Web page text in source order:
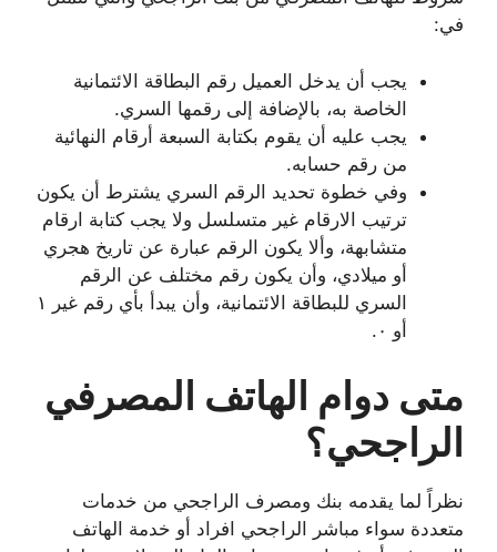
في:
يجب أن يدخل العميل رقم البطاقة الائتمانية
الخاصة به، بالإضافة إلى رقمها السري.
يجب عليه أن يقوم بكتابة السبعة أرقام النهائية
من رقم حسابه.
وفي خطوة تحديد الرقم السري يشترط أن يكون
ترتيب الارقام غير متسلسل ولا يجب كتابة ارقام
متشابهة، وألا يكون الرقم عبارة عن تاريخ هجري
أو ميلادي، وأن يكون رقم مختلف عن الرقم
السري للبطاقة الائتمانية، وأن يبدأ بأي رقم غير ١
أو ٠.
متى دوام الهاتف المصرفي
الراجحي؟
نظراً لما يقدمه بنك ومصرف الراجحي من خدمات
متعددة سواء مباشر الراجحي افراد أو خدمة الهاتف